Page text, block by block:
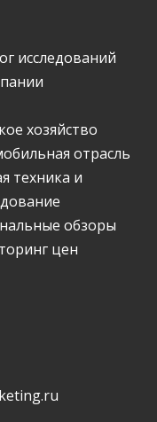
исследований
хозяйство
отрасль
техника и
обзоры
цен